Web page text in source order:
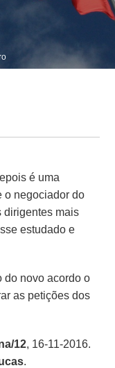
é uma
o negociador do
dirigentes mais
estudado e
do novo acordo o
as petições dos
12, 16-11-2016.
.